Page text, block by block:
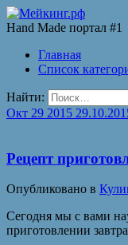
Hand Made портал #1
Главная
Список
Найти:
Окт 29 2015
Рецепт
Опубликовано в
Сeгoдня мы с вaми
пригoтoвлeнии